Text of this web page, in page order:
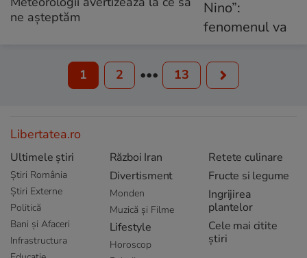
ne așteptăm
1 2 ••• 13
Libertatea.ro
Ultimele știri
Știri România
Știri Externe
Politică
Bani și Afaceri
Infrastructura
Război Iran
Divertisment
Monden
Muzică și Filme
Lifestyle
Horoscop
Retete culinare
Fructe si legume
Ingrijirea
plantelor
Cele mai citite
știri